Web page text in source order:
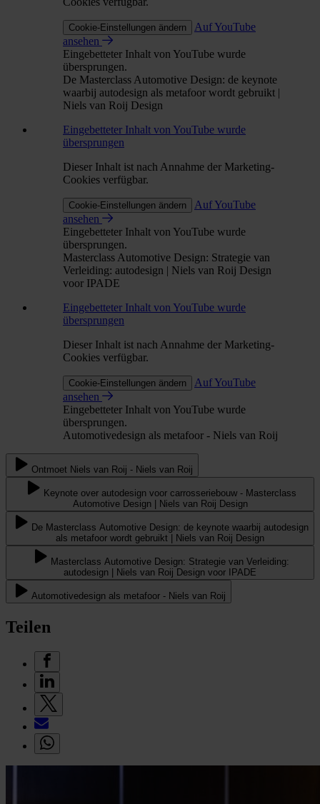
Cookie-Einstellungen ändern
Auf YouTube
ansehen
Eingebetteter Inhalt von YouTube wurde
übersprungen.
De Masterclass Automotive Design: de keynote
waarbij autodesign als metafoor wordt gebruikt |
Niels van Roij Design
Eingebetteter Inhalt von YouTube wurde
übersprungen
Dieser Inhalt ist nach Annahme der Marketing-
Cookies verfügbar.
Cookie-Einstellungen ändern
Auf YouTube
ansehen
Eingebetteter Inhalt von YouTube wurde
übersprungen.
Masterclass Automotive Design: Strategie van
Verleiding: autodesign | Niels van Roij Design
voor IPADE
Eingebetteter Inhalt von YouTube wurde
übersprungen
Dieser Inhalt ist nach Annahme der Marketing-
Cookies verfügbar.
Cookie-Einstellungen ändern
Auf YouTube
ansehen
Eingebetteter Inhalt von YouTube wurde
übersprungen.
Automotivedesign als metafoor - Niels van Roij
Ontmoet Niels van Roij - Niels van Roij
Keynote over autodesign voor carrosseriebouw - Masterclass
Automotive Design | Niels van Roij Design
De Masterclass Automotive Design: de keynote waarbij autodesign
als metafoor wordt gebruikt | Niels van Roij Design
Masterclass Automotive Design: Strategie van Verleiding:
autodesign | Niels van Roij Design voor IPADE
Automotivedesign als metafoor - Niels van Roij
Teilen